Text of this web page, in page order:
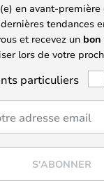
en avant-
tendances
et recevez un
lors de votre
particuliers
S'ABONNER